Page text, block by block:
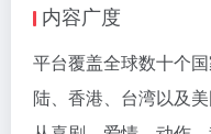
内容广度
平台覆盖全球数十个
陆、香港、台湾以及